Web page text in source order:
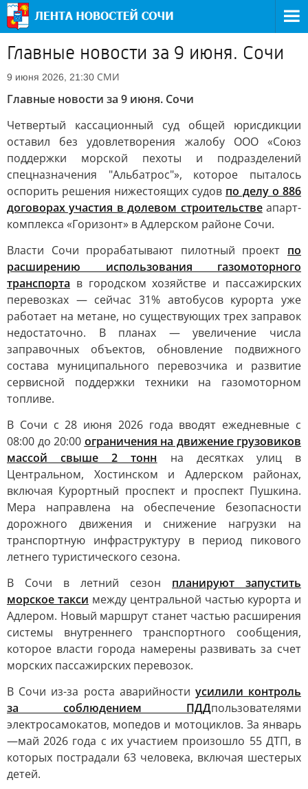
Главные новости за 9 июня. Сочи
9 июня 2026, 21:30 СМИ
Главные новости за 9 июня. Сочи
Четвертый кассационный суд общей юрисдикции
оставил без удовлетворения жалобу ООО «Союз
поддержки морской пехоты и подразделений
спецназначения "Альбатрос"», которое пыталось
оспорить решения нижестоящих судов по делу о 886
договорах участия в долевом строительствеапарт-
комплекса «Горизонт» в Адлерском районе Сочи.
Власти Сочи прорабатывают пилотный проект по
расширению использования газомоторного
транспорта в городском хозяйстве и пассажирских
перевозках — сейчас 31% автобусов курорта уже
работает на метане, но существующих трех заправок
недостаточно. В планах — увеличение числа
заправочных объектов, обновление подвижного
состава муниципального перевозчика и развитие
сервисной поддержки техники на газомоторном
топливе.
В Сочи с 28 июня 2026 года вводят ежедневные с
08:00 до 20:00 ограничения на движение грузовиков
массой свыше 2 тонн на десятках улиц в
Центральном, Хостинском и Адлерском районах,
включая Курортный проспект и проспект Пушкина.
Мера направлена на обеспечение безопасности
дорожного движения и снижение нагрузки на
транспортную инфраструктуру в период пикового
летнего туристического сезона.
В Сочи в летний сезон планируют запустить
морское такси между центральной частью курорта и
Адлером. Новый маршрут станет частью расширения
системы внутреннего транспортного сообщения,
которое власти города намерены развивать за счет
морских пассажирских перевозок.
В Сочи из-за роста аварийности усилили контроль
за соблюдением ПДДпользователями
электросамокатов, мопедов и мотоциклов. За январь
—май 2026 года с их участием произошло 55 ДТП, в
которых пострадали 63 человека, включая шестерых
детей.